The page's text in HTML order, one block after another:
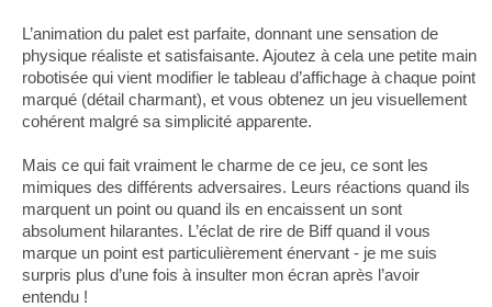
L’animation du palet est parfaite, donnant une sensation de
physique réaliste et satisfaisante. Ajoutez à cela une petite main
robotisée qui vient modifier le tableau d’affichage à chaque point
marqué (détail charmant), et vous obtenez un jeu visuellement
cohérent malgré sa simplicité apparente.
Mais ce qui fait vraiment le charme de ce jeu, ce sont les
mimiques des différents adversaires. Leurs réactions quand ils
marquent un point ou quand ils en encaissent un sont
absolument hilarantes. L’éclat de rire de Biff quand il vous
marque un point est particulièrement énervant - je me suis
surpris plus d’une fois à insulter mon écran après l’avoir
entendu !